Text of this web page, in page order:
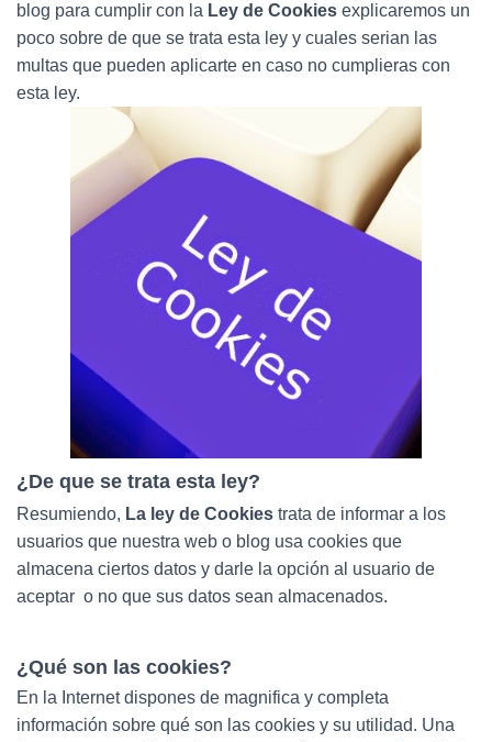
blog para cumplir con la Ley de Cookies explicaremos un
poco sobre de que se trata esta ley y cuales serian las
multas que pueden aplicarte en caso no cumplieras con
esta ley.
¿De que se trata esta ley?
Resumiendo, La ley de Cookies trata de informar a los
usuarios que nuestra web o blog usa cookies que
almacena ciertos datos y darle la opción al usuario de
aceptar o no que sus datos sean almacenados.
¿Qué son las cookies?
En la Internet dispones de magnifica y completa
información sobre qué son las cookies y su utilidad. Una